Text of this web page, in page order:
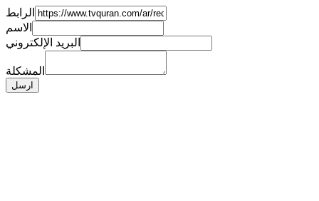
الرابط
الاسم
البريد الإلكتروني
المشكلة
ارسل